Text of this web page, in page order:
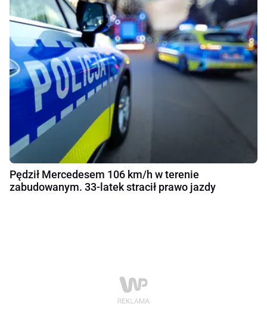
Pędził Mercedesem 106 km/h w terenie
zabudowanym. 33-latek stracił prawo jazdy